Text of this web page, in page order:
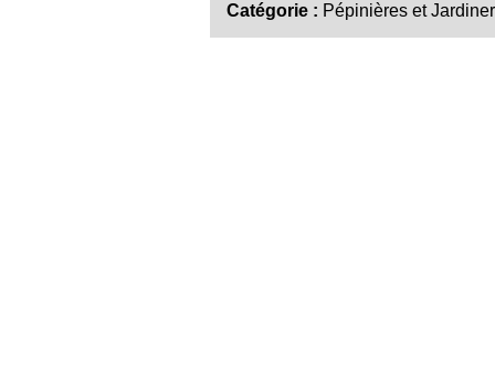
Catégorie : Pépinières et